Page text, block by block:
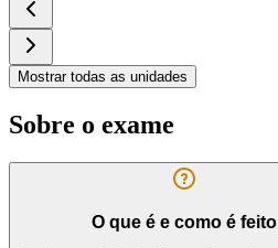
Mostrar todas as unidades
Sobre o exame
O que é e como é feito